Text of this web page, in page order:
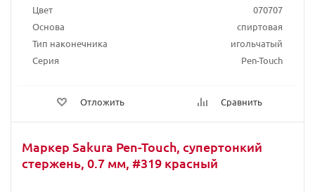
Цвет
070707
Основа
спиртовая
Тип наконечника
игольчатый
Серия
Pen-Touch
Отложить Сравнить
Маркер Sakura Pen-Touch, супертонкий
стержень, 0.7 мм, #319 красный